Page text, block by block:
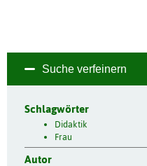
Suche verfeinern
Schlagwörter
Didaktik
Frau
Autor